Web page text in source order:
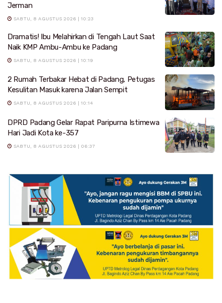
Jerman
SABTU, 8 AGUSTUS 2026 | 10:23
Dramatis! Ibu Melahirkan di Tengah Laut Saat
Naik KMP Ambu-Ambu ke Padang
SABTU, 8 AGUSTUS 2026 | 10:19
2 Rumah Terbakar Hebat di Padang, Petugas
Kesulitan Masuk karena Jalan Sempit
SABTU, 8 AGUSTUS 2026 | 10:14
DPRD Padang Gelar Rapat Paripurna Istimewa
Hari Jadi Kota ke-357
SABTU, 8 AGUSTUS 2026 | 06:37